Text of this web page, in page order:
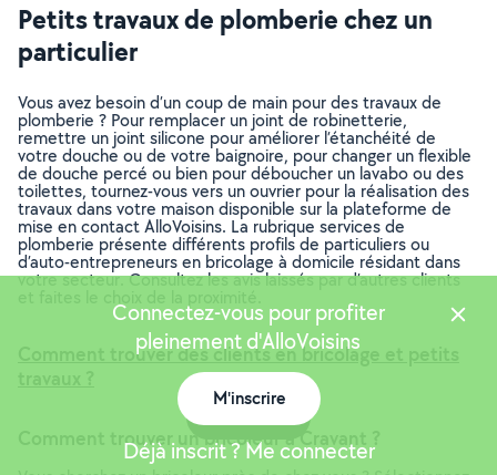
Petits travaux de plomberie chez un
particulier
Vous avez besoin d’un coup de main pour des travaux de
plomberie ? Pour remplacer un joint de robinetterie,
remettre un joint silicone pour améliorer l’étanchéité de
votre douche ou de votre baignoire, pour changer un flexible
de douche percé ou bien pour déboucher un lavabo ou des
toilettes, tournez-vous vers un ouvrier pour la réalisation des
travaux dans votre maison disponible sur la plateforme de
mise en contact AlloVoisins. La rubrique services de
plomberie présente différents profils de particuliers ou
d’auto-entrepreneurs en bricolage à domicile résidant dans
votre secteur. Consultez les avis laissés par d’autres clients
Comment trouver des clients en bricolage et petits
Comment trouver un bricoleur à Cravant ?
Connectez-vous pour profiter
pleinement d'AlloVoisins
M'inscrire
Déjà inscrit ? Me connecter